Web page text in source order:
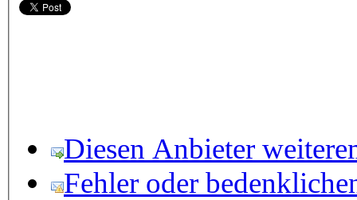
Diesen Anbieter
Fehler oder